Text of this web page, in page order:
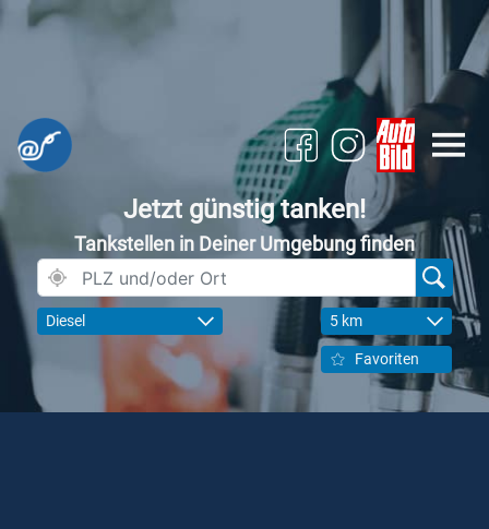
Jetzt günstig tanken!
Tankstellen in Deiner Umgebung finden
Diesel 5 km
Favoriten